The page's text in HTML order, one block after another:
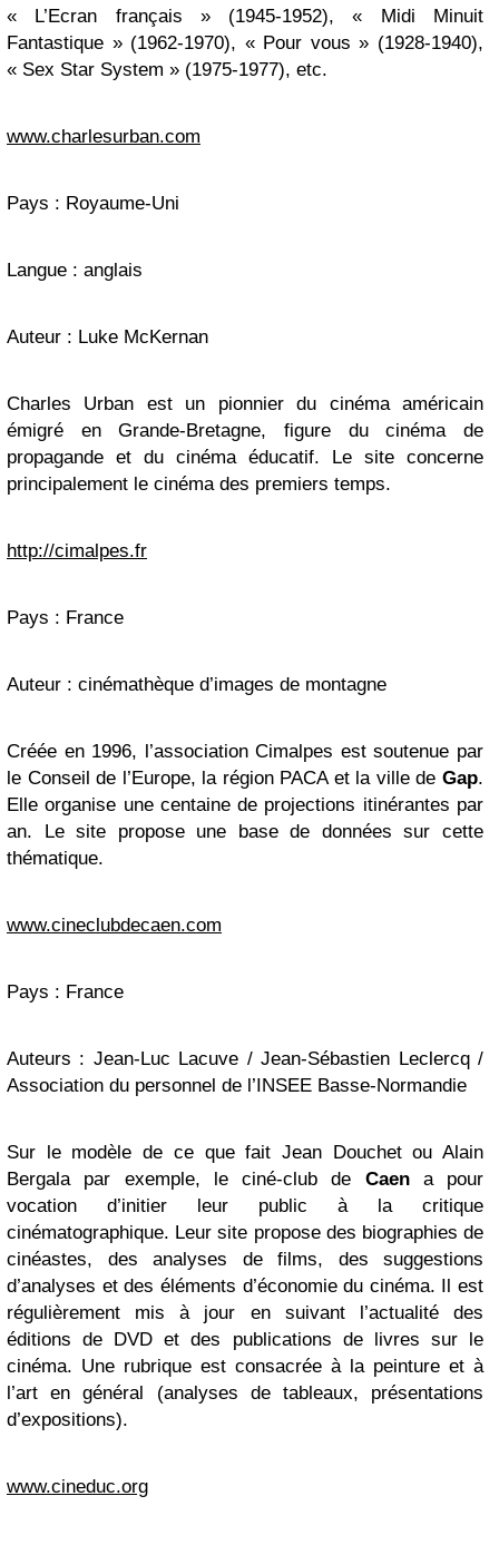
« L’Ecran français » (1945-1952), « Midi Minuit
Fantastique » (1962-1970), « Pour vous » (1928-1940),
« Sex Star System » (1975-1977), etc.
www.charlesurban.com
Pays : Royaume-Uni
Langue : anglais
Auteur : Luke McKernan
Charles Urban est un pionnier du cinéma américain
émigré en Grande-Bretagne, figure du cinéma de
propagande et du cinéma éducatif. Le site concerne
principalement le cinéma des premiers temps.
http://cimalpes.fr
Pays : France
Auteur : cinémathèque d’images de montagne
Créée en 1996, l’association Cimalpes est soutenue par
le Conseil de l’Europe, la région PACA et la ville de Gap.
Elle organise une centaine de projections itinérantes par
an. Le site propose une base de données sur cette
thématique.
www.cineclubdecaen.com
Pays : France
Auteurs : Jean-Luc Lacuve / Jean-Sébastien Leclercq /
Association du personnel de l’INSEE Basse-Normandie
Sur le modèle de ce que fait Jean Douchet ou Alain
Bergala par exemple, le ciné-club de Caena pour
vocation d’initier leur public à la critique
cinématographique. Leur site propose des biographies de
cinéastes, des analyses de films, des suggestions
d’analyses et des éléments d’économie du cinéma. Il est
régulièrement mis à jour en suivant l’actualité des
éditions de DVD et des publications de livres sur le
cinéma. Une rubrique est consacrée à la peinture et à
l’art en général (analyses de tableaux, présentations
d’expositions).
www.cineduc.org